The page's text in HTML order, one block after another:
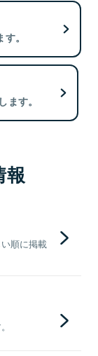
。
す。
報
順に掲載